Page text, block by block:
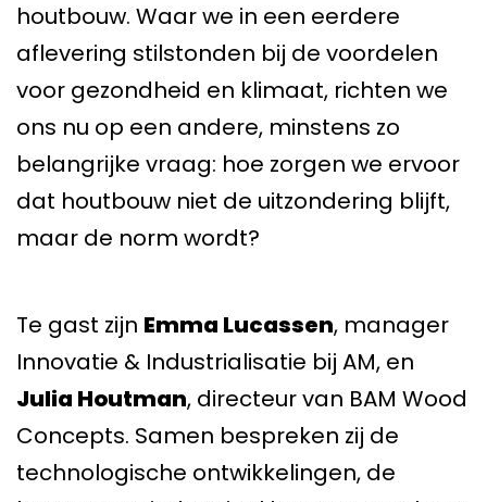
houtbouw. Waar we in een eerdere
aflevering stilstonden bij de voordelen
voor gezondheid en klimaat, richten we
ons nu op een andere, minstens zo
belangrijke vraag: hoe zorgen we ervoor
dat houtbouw niet de uitzondering blijft,
maar de norm wordt?
Te gast zijn Emma Lucassen, manager
Innovatie & Industrialisatie bij AM, en
Julia Houtman, directeur van BAM Wood
Concepts. Samen bespreken zij de
technologische ontwikkelingen, de